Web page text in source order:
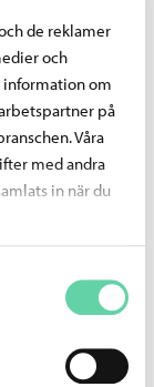
de reklamer
och
information om
på
Våra
med andra
in när du
genom
utbildningar.
och detta